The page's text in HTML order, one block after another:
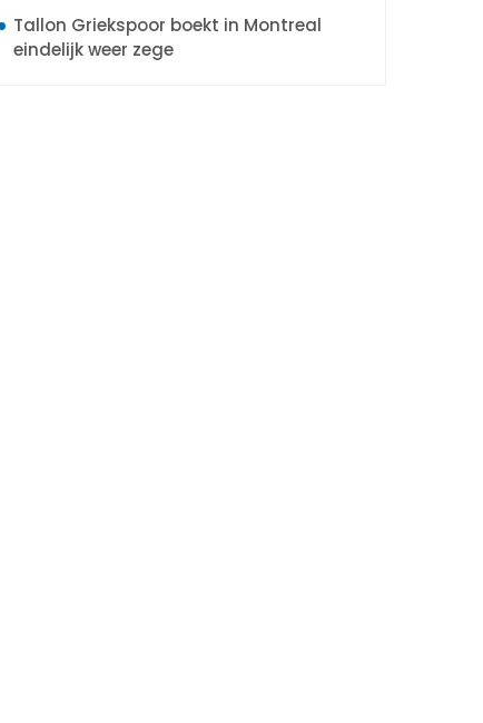
Tallon Griekspoor boekt in Montreal
eindelijk weer zege